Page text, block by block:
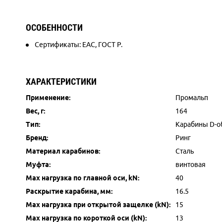
ОСОБЕННОСТИ
Сертификаты: ЕАС, ГОСТ Р.
ХАРАКТЕРИСТИКИ
Применение:
Промальп
Вес, г:
164
Тип:
Карабины D-
Бренд:
Ринг
Материал карабинов:
Сталь
Муфта:
винтовая
Max нагрузка по главной оси, kN:
40
Раскрытие карабина, мм:
16.5
Max нагрузка при открытой защелке (kN):
15
Max нагрузка по короткой оси (kN):
13